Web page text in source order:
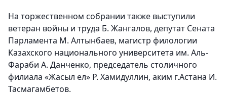
На торжественном собрании также выступили
ветеран войны и труда Б. Жангалов, депутат Сената
Парламента М. Алтынбаев, магистр филологии
Казахского национального университета им. Аль-
Фараби А. Данченко, председатель столичного
филиала «Жасыл ел» Р. Хамидуллин, аким г.Астана И.
Тасмагамбетов.